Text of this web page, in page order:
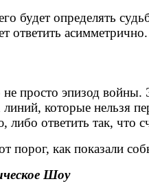
будет определять
ответить
просто эпизод войны.
которые нельзя
ответить так, что
порог, как показали
Шоу